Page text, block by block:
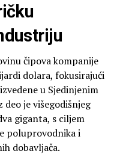
čipova kompanije
dolara, fokusirajući
u Sjedinjenim
deo je višegodišnjeg
giganta, s ciljem
poluprovodnika i
dobavljača.